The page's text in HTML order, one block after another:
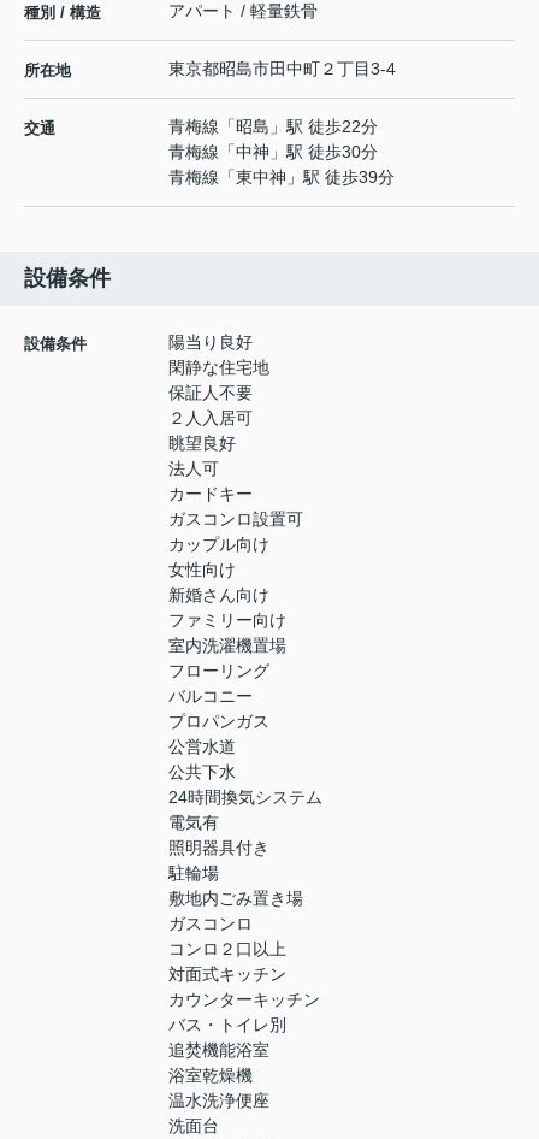
種別 / 構造 アパート / 軽量鉄骨
所在地 東京都昭島市田中町２丁目3-4
交通 青梅線 「昭島 」駅 徒歩22分
青梅線 「中神 」駅 徒歩30分
青梅線 「東中神 」駅 徒歩39分
設備条件
設備条件
陽当り良好
閑静な住宅地
保証人不要
２人入居可
眺望良好
法人可
カードキー
ガスコンロ設置可
カップル向け
女性向け
新婚さん向け
ファミリー向け
室内洗濯機置場
フローリング
バルコニー
プロパンガス
公営水道
公共下水
24時間換気システム
電気有
照明器具付き
駐輪場
敷地内ごみ置き場
ガスコンロ
コンロ２口以上
対面式キッチン
カウンターキッチン
バス・トイレ別
追焚機能浴室
浴室乾燥機
温水洗浄便座
洗面台